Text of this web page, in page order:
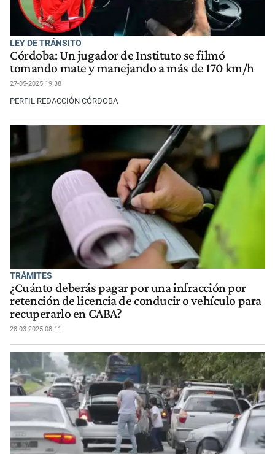
LEY DE TRÁNSITO
Córdoba: Un jugador de Instituto se filmó
tomando mate y manejando a más de 170 km/h
27-05-2025 19:38
PERFIL REDACCIÓN CÓRDOBA
TRÁMITES
¿Cuánto deberás pagar por una infracción por
retención de licencia de conducir o vehículo para
recuperarlo en CABA?
28-03-2025 08:11